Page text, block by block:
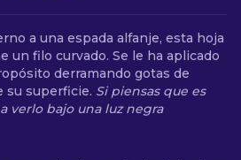
a una espada alfanje, esta hoja
un filo curvado. Se le ha aplicado
derramando gotas de
su superficie. Si piensas que es
verlo bajo una luz negra